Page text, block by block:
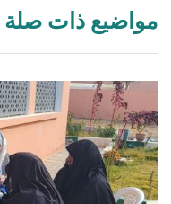
مواضيع ذات صلة